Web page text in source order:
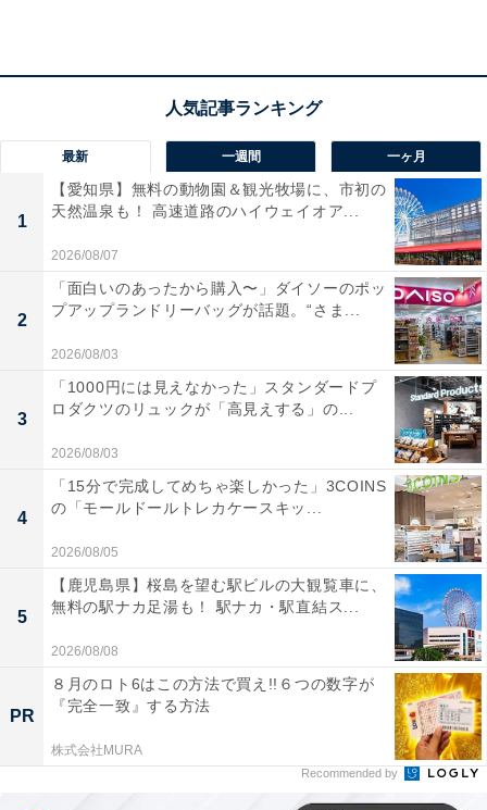
所在地：兵庫県神戸市北区有馬町1304-1
交通手段：神戸電鉄 有馬温泉駅から徒歩約10分（無料送
料金
大人1名（参考価格）：1万8150円
※料金は公式Webサイト参考価格
※プラン・部屋により価格は変動します
チェックイン・チェックアウト
チェックイン：14:30
チェックアウト：10:30
※プランにより時間が異なる可能性があります
【兵庫県の人気ホテル】「有馬温泉 有馬グラ
ンドホテル」は絶景の露天風呂と多彩な食事
が楽しめる
最新 一週間 一ヶ月
1
【愛知県】無料の動物園＆観光牧場に、市初の
天然温泉も！ 高速道路のハイウェイオア...
2026/08/07
2
「面白いのあったから購入〜」ダイソーのポッ
プアップランドリーバッグが話題。“さま...
2026/08/03
3
「1000円には見えなかった」スタンダードプ
ロダクツのリュックが「高見えする」の...
2026/08/03
4
「15分で完成してめちゃ楽しかった」3COINS
の「モールドールトレカケースキッ...
2026/08/05
5
【鹿児島県】桜島を望む駅ビルの大観覧車に、
無料の駅ナカ足湯も！ 駅ナカ・駅直結ス...
2026/08/08
PR
８月のロト6はこの方法で買え!!６つの数字が
『完全一致』する方法
株式会社MURA
Recommended by